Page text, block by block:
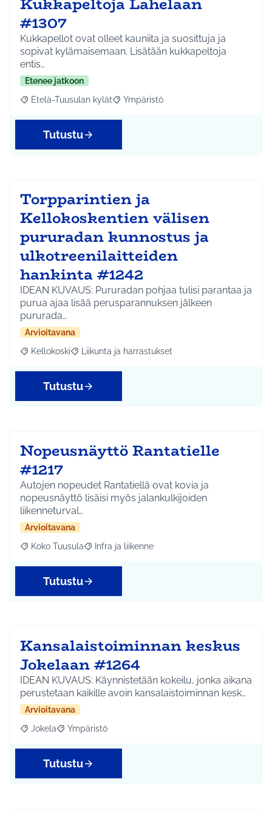
#1307
Kukkapellot ovat olleet kauniita ja suosittuja ja
sopivat kylämaisemaan. Lisätään kukkapeltoja
entis…
Etenee jatkoon
Rajaa tulokset aihepiirin mukaan: Etelä-Tuusulan kylät
Etelä-Tuusulan kylät Rajaa tulokset teeman mukaan:
Ympäristö
Tutustu
Torpparintien ja
Kellokoskentien välisen
pururadan kunnostus ja
ulkotreenilaitteiden
hankinta #1242
IDEAN KUVAUS: Pururadan pohjaa tulisi parantaa ja
purua ajaa lisää perusparannuksen jälkeen
pururada…
Arvioitavana
Rajaa tulokset aihepiirin mukaan: Kellokoski
Kellokoski Rajaa tulokset teeman mukaan: Liikunta ja
Liikunta ja harrastukset
Tutustu
Nopeusnäyttö Rantatielle
#1217
Autojen nopeudet Rantatiellä ovat kovia ja
nopeusnäyttö lisäisi myös jalankulkijoiden
liikenneturval…
Arvioitavana
Rajaa tulokset aihepiirin mukaan: Koko Tuusula
Koko Tuusula Rajaa tulokset teeman mukaan: Infra ja liikenne
Infra ja liikenne
Tutustu
Kansalaistoiminnan keskus
Jokelaan #1264
IDEAN KUVAUS: Käynnistetään kokeilu, jonka aikana
perustetaan kaikille avoin kansalaistoiminnan kesk…
Arvioitavana
Rajaa tulokset aihepiirin mukaan: Jokela
Jokela Rajaa tulokset teeman mukaan: Ympäristö
Ympäristö
Tutustu